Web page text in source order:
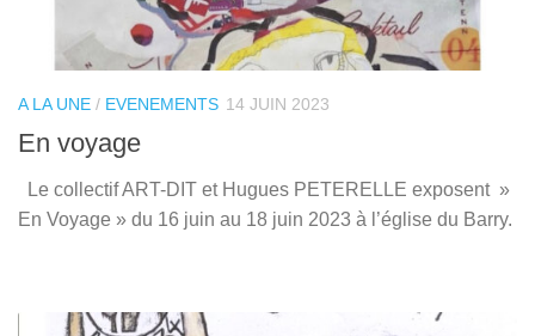
A LA UNE / EVENEMENTS 14 JUIN 2023
En voyage
Le collectif ART-DIT et Hugues PETERELLE exposent »
En Voyage » du 16 juin au 18 juin 2023 à l’église du Barry.